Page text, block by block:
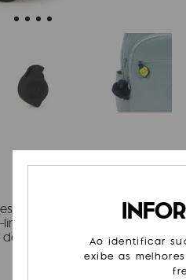
puxador de zíper Smiley em
vibrante e um sorriso
e divertido.
Ao identificar
exibe as